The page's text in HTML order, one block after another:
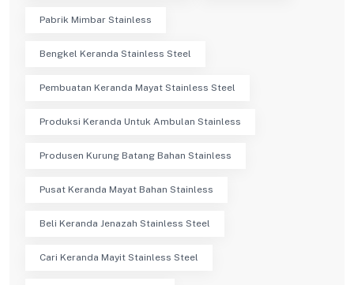
Pabrik Mimbar Stainless
Bengkel Keranda Stainless Steel
Pembuatan Keranda Mayat Stainless Steel
Produksi Keranda Untuk Ambulan Stainless
Produsen Kurung Batang Bahan Stainless
Pusat Keranda Mayat Bahan Stainless
Beli Keranda Jenazah Stainless Steel
Cari Keranda Mayit Stainless Steel